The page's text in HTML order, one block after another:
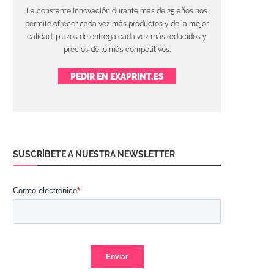
La constante innovación durante más de 25 años nos
permite ofrecer cada vez más productos y de la mejor
calidad, plazos de entrega cada vez más reducidos y
precios de lo más competitivos.
PEDIR EN EXAPRINT.ES
SUSCRÍBETE A NUESTRA NEWSLETTER